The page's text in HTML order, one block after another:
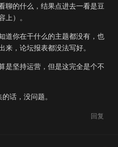
聊的什么，结果点进去一看是豆
）。
道你在干什么的主题都没有，也
，论坛报表都没法写好。
是坚持运营，但是这完全是个不
话，没问题。
回复